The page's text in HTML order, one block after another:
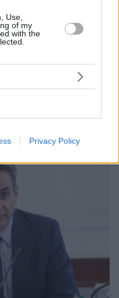
Use,
of my
with the
Privacy Policy
του τέως βασιλιά